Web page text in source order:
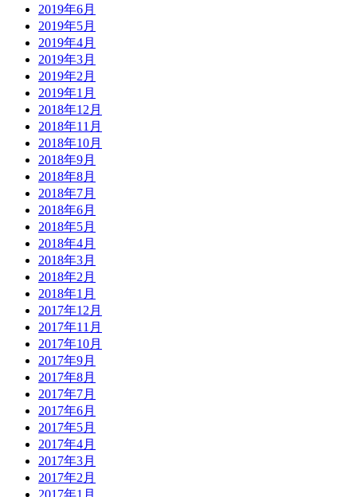
2019年6月
2019年5月
2019年4月
2019年3月
2019年2月
2019年1月
2018年12月
2018年11月
2018年10月
2018年9月
2018年8月
2018年7月
2018年6月
2018年5月
2018年4月
2018年3月
2018年2月
2018年1月
2017年12月
2017年11月
2017年10月
2017年9月
2017年8月
2017年7月
2017年6月
2017年5月
2017年4月
2017年3月
2017年2月
2017年1月